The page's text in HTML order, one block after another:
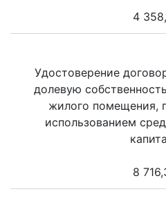
4
Удостоверение
долевую
жилого помещения,
использованием
8